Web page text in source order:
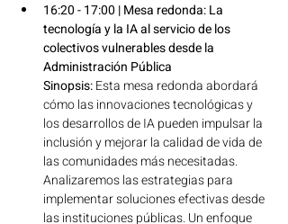
16:20 - 17:00 | Mesa redonda: La
tecnología y la IA al servicio de los
colectivos vulnerables desde la
Administración Pública
Sinopsis: Esta mesa redonda abordará
cómo las innovaciones tecnológicas y
los desarrollos de IA pueden impulsar la
inclusión y mejorar la calidad de vida de
las comunidades más necesitadas.
Analizaremos las estrategias para
implementar soluciones efectivas desde
las instituciones públicas. Un enfoque